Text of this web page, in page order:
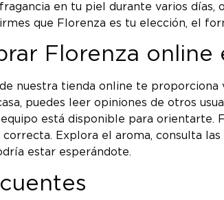
en tu piel durante varios días,
que Florenza es tu elección, el
Florenza online
nuestra tienda online te
puedes leer opiniones de otros
está disponible para orientarte.
Explora el aroma, consulta
estar esperándote.